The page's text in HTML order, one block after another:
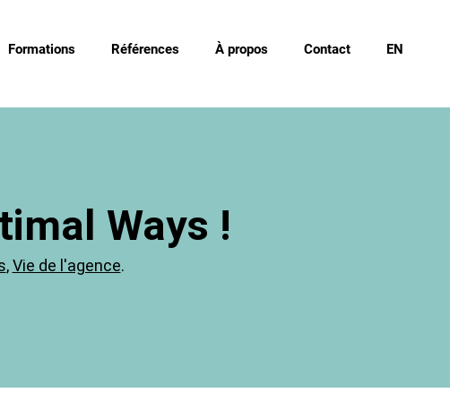
Formations Références À propos Contact EN
Ways !
,Vie de l'agence.